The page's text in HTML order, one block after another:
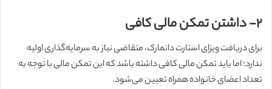
۲- داشتن تمکن مالی کافی
برای دریافت ویزای استارت دانمارک، متقاضی نیاز به سرمایه‌گذاری اولیه
ندارد؛ اما باید تمکن مالی کافی داشته باشد که این تمکن مالی با توجه به
تعداد اعضای خانواده همراه تعیین می‌شود.